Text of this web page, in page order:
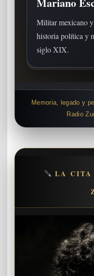
Militar mexicano
historia política y
siglo XIX.
Memoria, legado y
Radio
LA